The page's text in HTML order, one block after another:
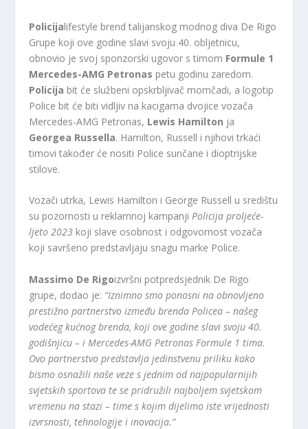
Policijalifestyle brend talijanskog modnog diva De Rigo
Grupe koji ove godine slavi svoju 40. obljetnicu,
obnovio je svoj sponzorski ugovor s timom Formule 1
Mercedes-AMG Petronas petu godinu zaredom.
Policija bit će službeni opskrbljivač momčadi, a logotip
Police bit će biti vidljiv na kacigama dvojice vozača
Mercedes-AMG Petronas, Lewis Hamilton ja
Georgea Russella. Hamilton, Russell i njihovi trkaći
timovi također će nositi Police sunčane i dioptrijske
stilove.
Vozači utrka, Lewis Hamilton i George Russell u središtu
su pozornosti u reklamnoj kampanjiPolicija proljeće-
ljeto 2023 koji slave osobnost i odgovornost vozača
koji savršeno predstavljaju snagu marke Police.
Massimo De Rigoizvršni potpredsjednik De Rigo
grupe, dodao je: “Iznimno smo ponosni na obnovljeno
prestižno partnerstvo između brenda Policea – našeg
vodećeg kućnog brenda, koji ove godine slavi svoju 40.
godišnjicu – i Mercedes-AMG Petronas Formule 1 tima.
Ovo partnerstvo predstavlja jedinstvenu priliku kako
bismo osnažili naše veze s jednim od najpopularnijih
svjetskih sportova te se pridružili najboljem svjetskom
vremenu na stazi – time s kojim dijelimo iste vrijednosti
izvrsnosti, tehnologije i inovacija.”